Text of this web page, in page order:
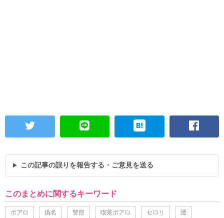
この記事の誤りを報告する・ご意見を送る
このまとめに関するキーワード
ポアロ 偽名 警部 喫茶ポアロ セロリ 透